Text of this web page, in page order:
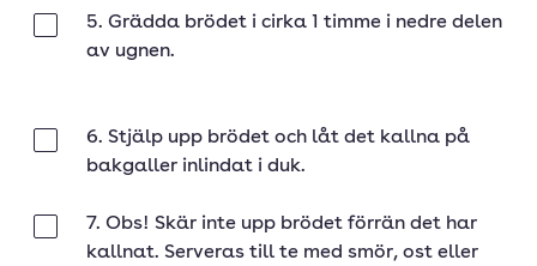
5. Grädda brödet i cirka 1 timme i nedre delen
av ugnen.
6. Stjälp upp brödet och låt det kallna på
bakgaller inlindat i duk.
7. Obs! Skär inte upp brödet förrän det har
kallnat. Serveras till te med smör, ost eller